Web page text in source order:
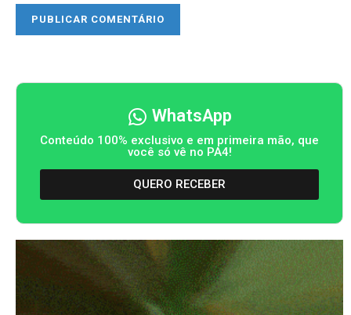
WhatsApp
Conteúdo 100% exclusivo e em primeira mão, que
você só vê no PA4!
QUERO RECEBER